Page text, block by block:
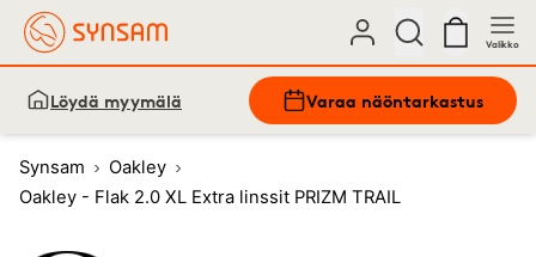
Valikko
Löydä myymälä Varaa näöntarkastus
Synsam
Oakley
Oakley - Flak 2.0 XL Extra linssit PRIZM TRAIL